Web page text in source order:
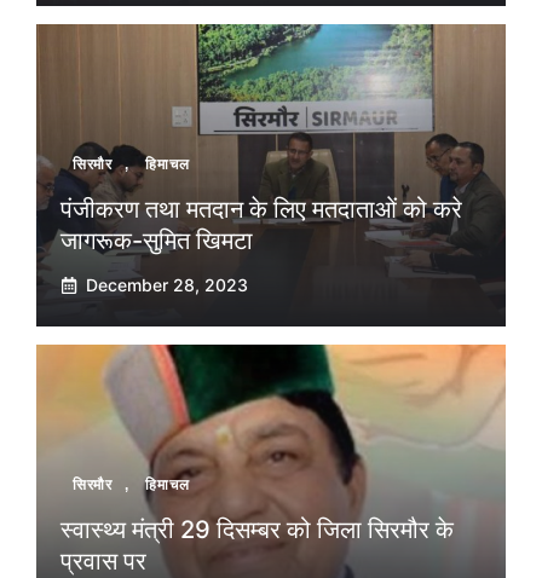
सिरमौर , हिमाचल
पंजीकरण तथा मतदान के लिए मतदाताओं को करे
जागरूक-सुमित खिमटा
December 28, 2023
सिरमौर , हिमाचल
स्वास्थ्य मंत्री 29 दिसम्बर को जिला सिरमौर के
प्रवास पर